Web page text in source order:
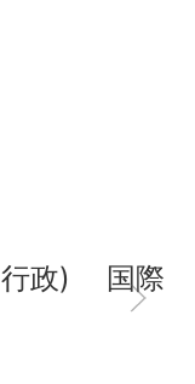
政) 国際